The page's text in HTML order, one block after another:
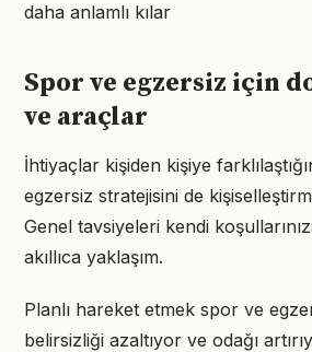
daha anlamlı kılar
Spor ve egzersiz için
ve araçlar
İhtiyaçlar kişiden kişiye
egzersiz stratejisini de
Genel tavsiyeleri kendi
akıllıca yaklaşım.
Planlı hareket etmek spor ve
belirsizliği azaltıyor ve odağı